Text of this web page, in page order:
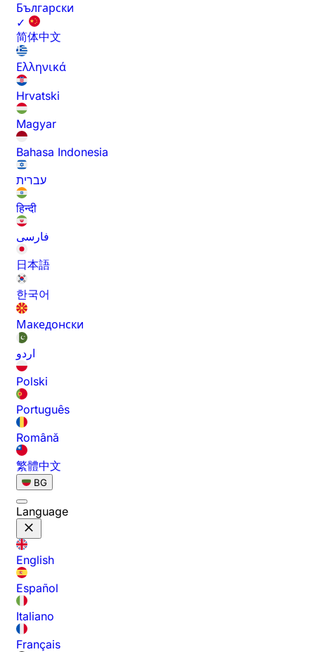
Български
✓
简体中文
Ελληνικά
Hrvatski
Magyar
Bahasa Indonesia
עברית
हिन्दी
فارسی
日本語
한국어
Македонски
اردو
Polski
Português
Română
繁體中文
BG
Language
English
Español
Italiano
Français